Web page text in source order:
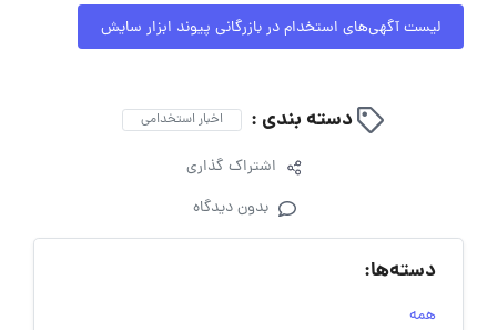
لیست آگهی‌های استخدام در بازرگانی پیوند ابزار سایش
دسته بندی : اخبار استخدامی
اشتراک گذاری
بدون دیدگاه
دسته‌ها:
همه